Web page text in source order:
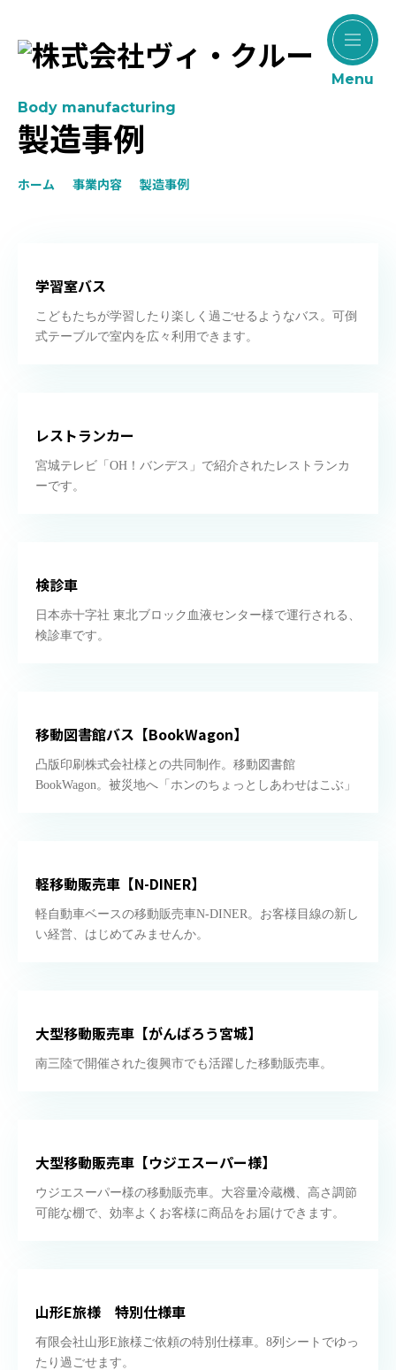
Menu
Body manufacturing
製造事例
ホーム 事業内容 製造事例
学習室バス
こどもたちが学習したり楽しく過ごせるようなバス。可倒
式テーブルで室内を広々利用できます。
レストランカー
宮城テレビ「OH！バンデス」で紹介されたレストランカ
ーです。
検診車
日本赤十字社 東北ブロック血液センター様で運行される、
検診車です。
移動図書館バス【BookWagon】
凸版印刷株式会社様との共同制作。移動図書館
BookWagon。被災地へ「ホンのちょっとしあわせはこぶ」
軽移動販売車【N-DINER】
軽自動車ベースの移動販売車N-DINER。お客様目線の新し
い経営、はじめてみませんか。
大型移動販売車【がんばろう宮城】
南三陸で開催された復興市でも活躍した移動販売車。
大型移動販売車【ウジエスーパー様】
ウジエスーパー様の移動販売車。大容量冷蔵機、高さ調節
可能な棚で、効率よくお客様に商品をお届けできます。
山形E旅様 特別仕様車
有限会社山形E旅様ご依頼の特別仕様車。8列シートでゆっ
たり過ごせます。